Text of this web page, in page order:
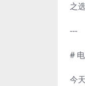
之选
---
#
今